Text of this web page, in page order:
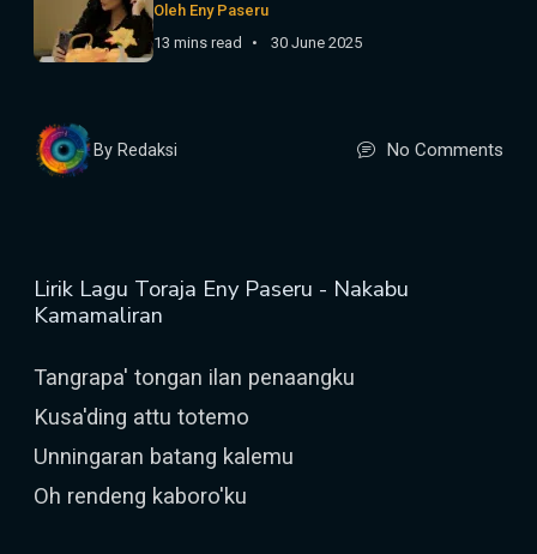
Oleh Eny Paseru
13 mins read
30 June 2025
By Redaksi No Comments
Lirik Lagu Toraja Eny Paseru - Nakabu
Kamamaliran
Tangrapa' tongan ilan penaangku
Kusa'ding attu totemo
Unningaran batang kalemu
Oh rendeng kaboro'ku